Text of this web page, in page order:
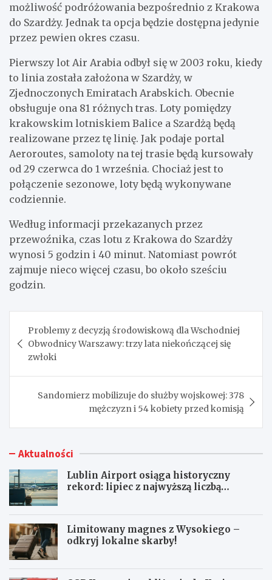
możliwość podróżowania bezpośrednio z Krakowa
do Szardży. Jednak ta opcja będzie dostępna jedynie
przez pewien okres czasu.
Pierwszy lot Air Arabia odbył się w 2003 roku, kiedy
to linia została założona w Szardży, w
Zjednoczonych Emiratach Arabskich. Obecnie
obsługuje ona 81 różnych tras. Loty pomiędzy
krakowskim lotniskiem Balice a Szardżą będą
realizowane przez tę linię. Jak podaje portal
Aeroroutes, samoloty na tej trasie będą kursowały
od 29 czerwca do 1 września. Chociaż jest to
połączenie sezonowe, loty będą wykonywane
codziennie.
Według informacji przekazanych przez
przewoźnika, czas lotu z Krakowa do Szardży
wynosi 5 godzin i 40 minut. Natomiast powrót
zajmuje nieco więcej czasu, bo około sześciu
godzin.
wpisu
Problemy z decyzją środowiskową dla Wschodniej
Obwodnicy Warszawy: trzy lata niekończącej się
zwłoki
Sandomierz mobilizuje do służby wojskowej: 378
mężczyzn i 54 kobiety przed komisją
Aktualności
Lublin Airport osiąga historyczny
rekord: lipiec z najwyższą liczbą
Limitowany magnes z Wysokiego –
odkryj lokalne skarby!